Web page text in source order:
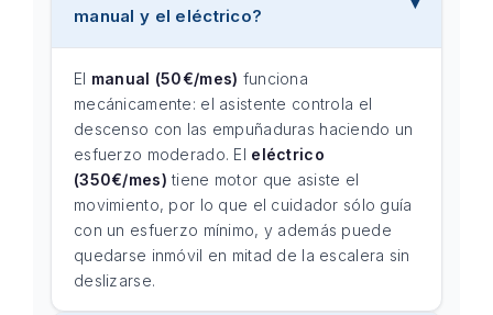
manual y el eléctrico?
El manual (50€/mes) funciona
mecánicamente: el asistente controla el
descenso con las empuñaduras haciendo un
esfuerzo moderado. El eléctrico
(350€/mes) tiene motor que asiste el
movimiento, por lo que el cuidador sólo guía
con un esfuerzo mínimo, y además puede
quedarse inmóvil en mitad de la escalera sin
deslizarse.